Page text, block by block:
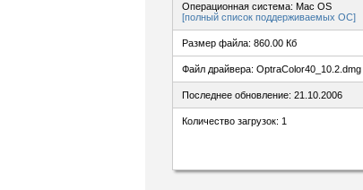
Операционная система: Mac OS
[полный список поддерживаемых ОС]
Размер файла: 860.00 Кб
Файл драйвера: OptraColor40_10.2.dmg
Последнее обновление: 21.10.2006
Количество загрузок: 1